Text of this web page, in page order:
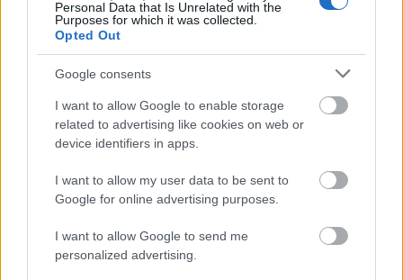
Personal Data that Is Unrelated with the
Purposes for which it was collected.
Opted Out
Google consents
I want to allow Google to enable storage
related to advertising like cookies on web or
device identifiers in apps.
I want to allow my user data to be sent to
Google for online advertising purposes.
I want to allow Google to send me
personalized advertising.
04 Αυγ 2026 13:36
Πήλιο: Φωτιά κοντά σε οικισμό - Ισχυρές δυνάμεις
Κοινωνία
04 Αυγ 2026 12:01
Ψάθα: Χειροπέδες σε αδελφό αντιδημάρχου -
Παραβίασε τον αποκλεισμό και έπεσε στα